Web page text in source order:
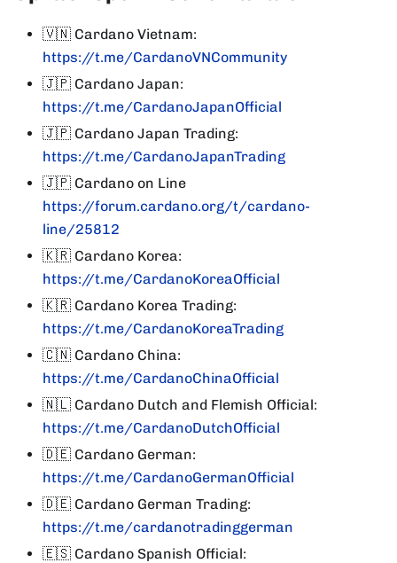
🇻🇳 Cardano Vietnam:
https://t.me/CardanoVNCommunity
🇯🇵 Cardano Japan:
https://t.me/CardanoJapanOfficial
🇯🇵 Cardano Japan Trading:
https://t.me/CardanoJapanTrading
🇯🇵 Cardano on Line
https://forum.cardano.org/t/cardano-
line/25812
🇰🇷 Cardano Korea:
https://t.me/CardanoKoreaOfficial
🇰🇷 Cardano Korea Trading:
https://t.me/CardanoKoreaTrading
🇨🇳 Cardano China:
https://t.me/CardanoChinaOfficial
🇳🇱 Cardano Dutch and Flemish Official:
https://t.me/CardanoDutchOfficial
🇩🇪 Cardano German:
https://t.me/CardanoGermanOfficial
🇩🇪 Cardano German Trading:
https://t.me/cardanotradinggerman
🇪🇸 Cardano Spanish Official: